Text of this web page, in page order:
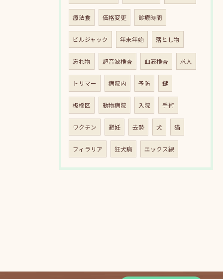
療法食 価格変更 診療時間
ビルジャック 年末年始 落とし物
忘れ物 超音波検査 血液検査 求人
トリマー 病院内 予防 鍵
板橋区 動物病院 入院 手術
ワクチン 避妊 去勢 犬 猫
フィラリア 狂犬病 エックス線